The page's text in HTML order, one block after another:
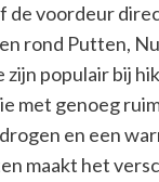
de voordeur
rond Putten,
zijn populair bij
met genoeg
en een
maakt het